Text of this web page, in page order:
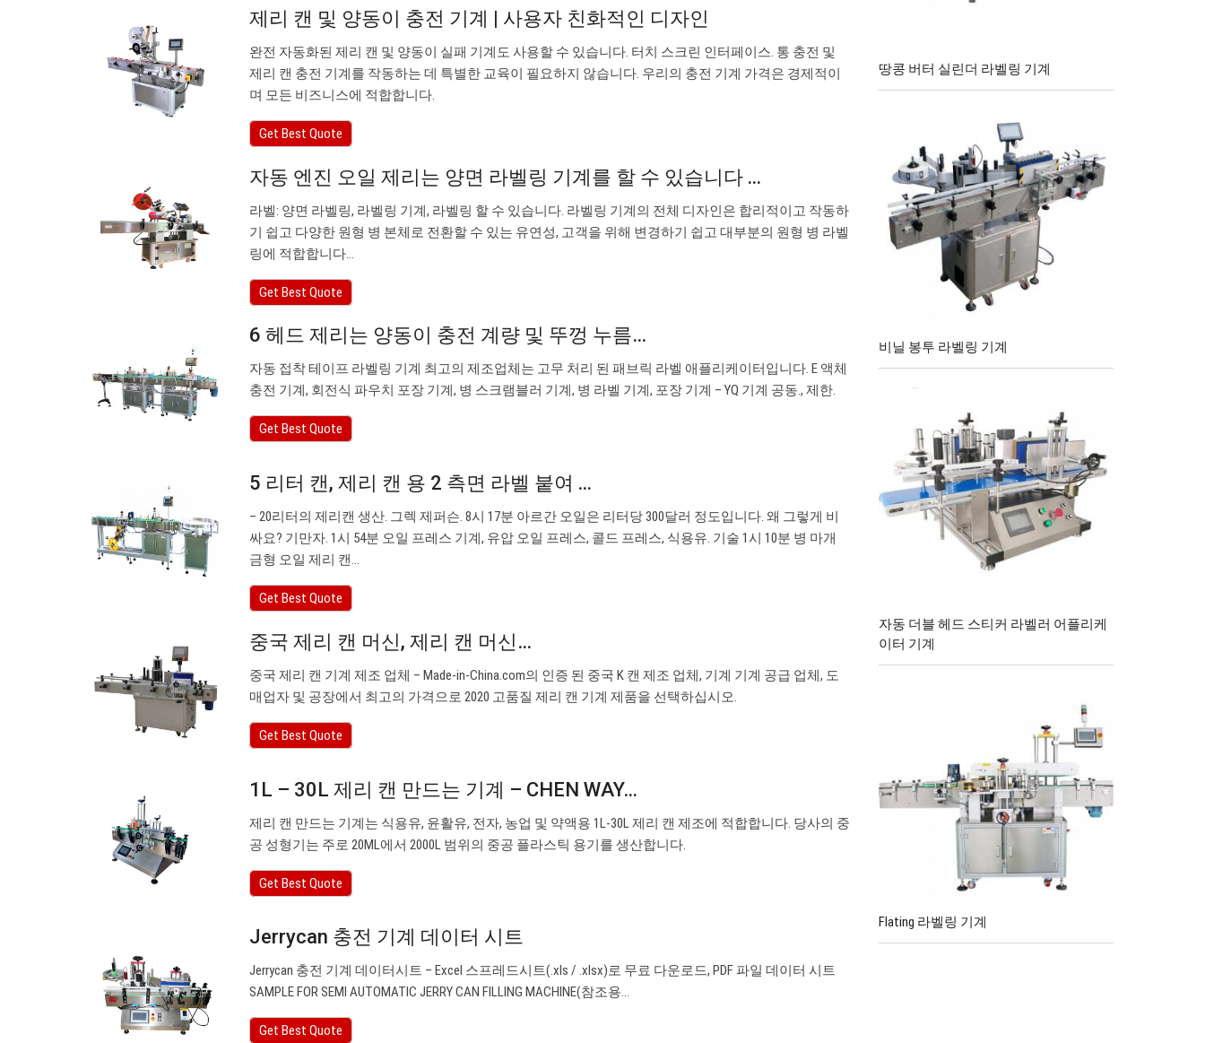
제리 캔 및 양동이 충전 기계 | 사용자 친화적인 디자인
완전 자동화된 제리 캔 및 양동이 실패 기계도 사용할 수 있습니다. 터치 스크린 인터페이스. 통 충전 및
제리 캔 충전 기계를 작동하는 데 특별한 교육이 필요하지 않습니다. 우리의 충전 기계 가격은 경제적이
며 모든 비즈니스에 적합합니다.
Get Best Quote
자동 엔진 오일 제리는 양면 라벨링 기계를 할 수 있습니다 ...
라벨: 양면 라벨링, 라벨링 기계, 라벨링 할 수 있습니다. 라벨링 기계의 전체 디자인은 합리적이고 작동하
기 쉽고 다양한 원형 병 본체로 전환할 수 있는 유연성, 고객을 위해 변경하기 쉽고 대부분의 원형 병 라벨
링에 적합합니다…
Get Best Quote
6 헤드 제리는 양동이 충전 계량 및 뚜껑 누름…
자동 접착 테이프 라벨링 기계 최고의 제조업체는 고무 처리 된 패브릭 라벨 애플리케이터입니다. E 액체
충전 기계, 회전식 파우치 포장 기계, 병 스크램블러 기계, 병 라벨 기계, 포장 기계 – YQ 기계 공동., 제한.
Get Best Quote
5 리터 캔, 제리 캔 용 2 측면 라벨 붙여 ...
– 20리터의 제리캔 생산. 그렉 제퍼슨. 8시 17분 아르간 오일은 리터당 300달러 정도입니다. 왜 그렇게 비
싸요? 기만자. 1시 54분 오일 프레스 기계, 유압 오일 프레스, 콜드 프레스, 식용유. 기술 1시 10분 병 마개
금형 오일 제리 캔…
Get Best Quote
중국 제리 캔 머신, 제리 캔 머신…
중국 제리 캔 기계 제조 업체 – Made-in-China.com의 인증 된 중국 K 캔 제조 업체, 기계 기계 공급 업체, 도
매업자 및 공장에서 최고의 가격으로 2020 고품질 제리 캔 기계 제품을 선택하십시오.
Get Best Quote
1L – 30L 제리 캔 만드는 기계 – CHEN WAY…
제리 캔 만드는 기계는 식용유, 윤활유, 전자, 농업 및 약액용 1L-30L 제리 캔 제조에 적합합니다. 당사의 중
공 성형기는 주로 20ML에서 2000L 범위의 중공 플라스틱 용기를 생산합니다.
Get Best Quote
Jerrycan 충전 기계 데이터 시트
Jerrycan 충전 기계 데이터시트 – Excel 스프레드시트(.xls / .xlsx)로 무료 다운로드, PDF 파일 데이터 시트
SAMPLE FOR SEMI AUTOMATIC JERRY CAN FILLING MACHINE(참조용…
Get Best Quote
땅콩 버터 실린더 라벨링 기계
비닐 봉투 라벨링 기계
자동 더블 헤드 스티커 라벨러 어플리케
이터 기계
Flating 라벨링 기계